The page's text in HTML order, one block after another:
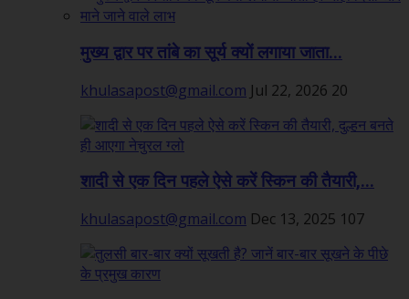
मुख्य द्वार पर तांबे का सूर्य क्यों लगाया जाता...
khulasapost@gmail.com Jul 22, 2026 20
शादी से एक दिन पहले ऐसे करें स्किन की तैयारी,...
khulasapost@gmail.com Dec 13, 2025 107